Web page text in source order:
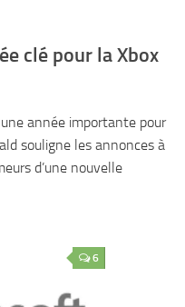
clé pour la Xbox
année importante pour
souligne les annonces à
d’une nouvelle
6